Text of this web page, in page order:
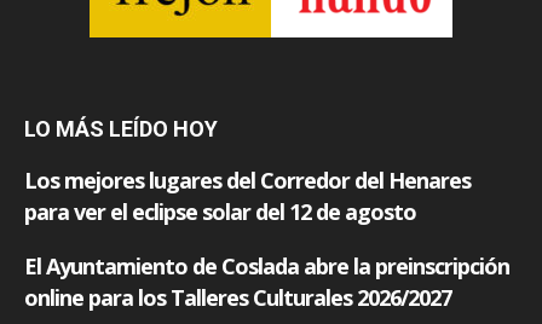
LO MÁS LEÍDO HOY